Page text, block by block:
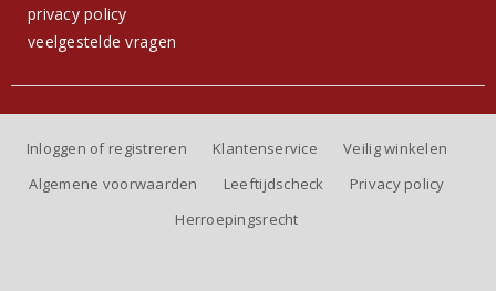
privacy policy
veelgestelde vragen
Inloggen of registreren Klantenservice
Veilig winkelen
Algemene voorwaarden
Leeftijdscheck
Privacy policy
Herroepingsrecht